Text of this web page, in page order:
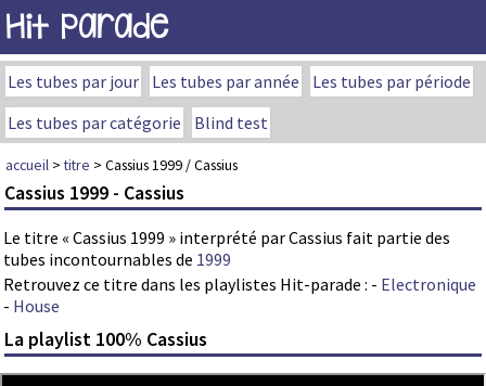
Hit Parade
Les tubes par jour Les tubes par année
Les tubes par période
Les tubes par catégorie
Blind test
accueil >titre > Cassius 1999 / Cassius
Cassius 1999 - Cassius
Le titre « Cassius 1999 » interprété par Cassius fait partie des
tubes incontournables de 1999
Retrouvez ce titre dans les playlistes Hit-parade : - Electronique
- House
La playlist 100% Cassius